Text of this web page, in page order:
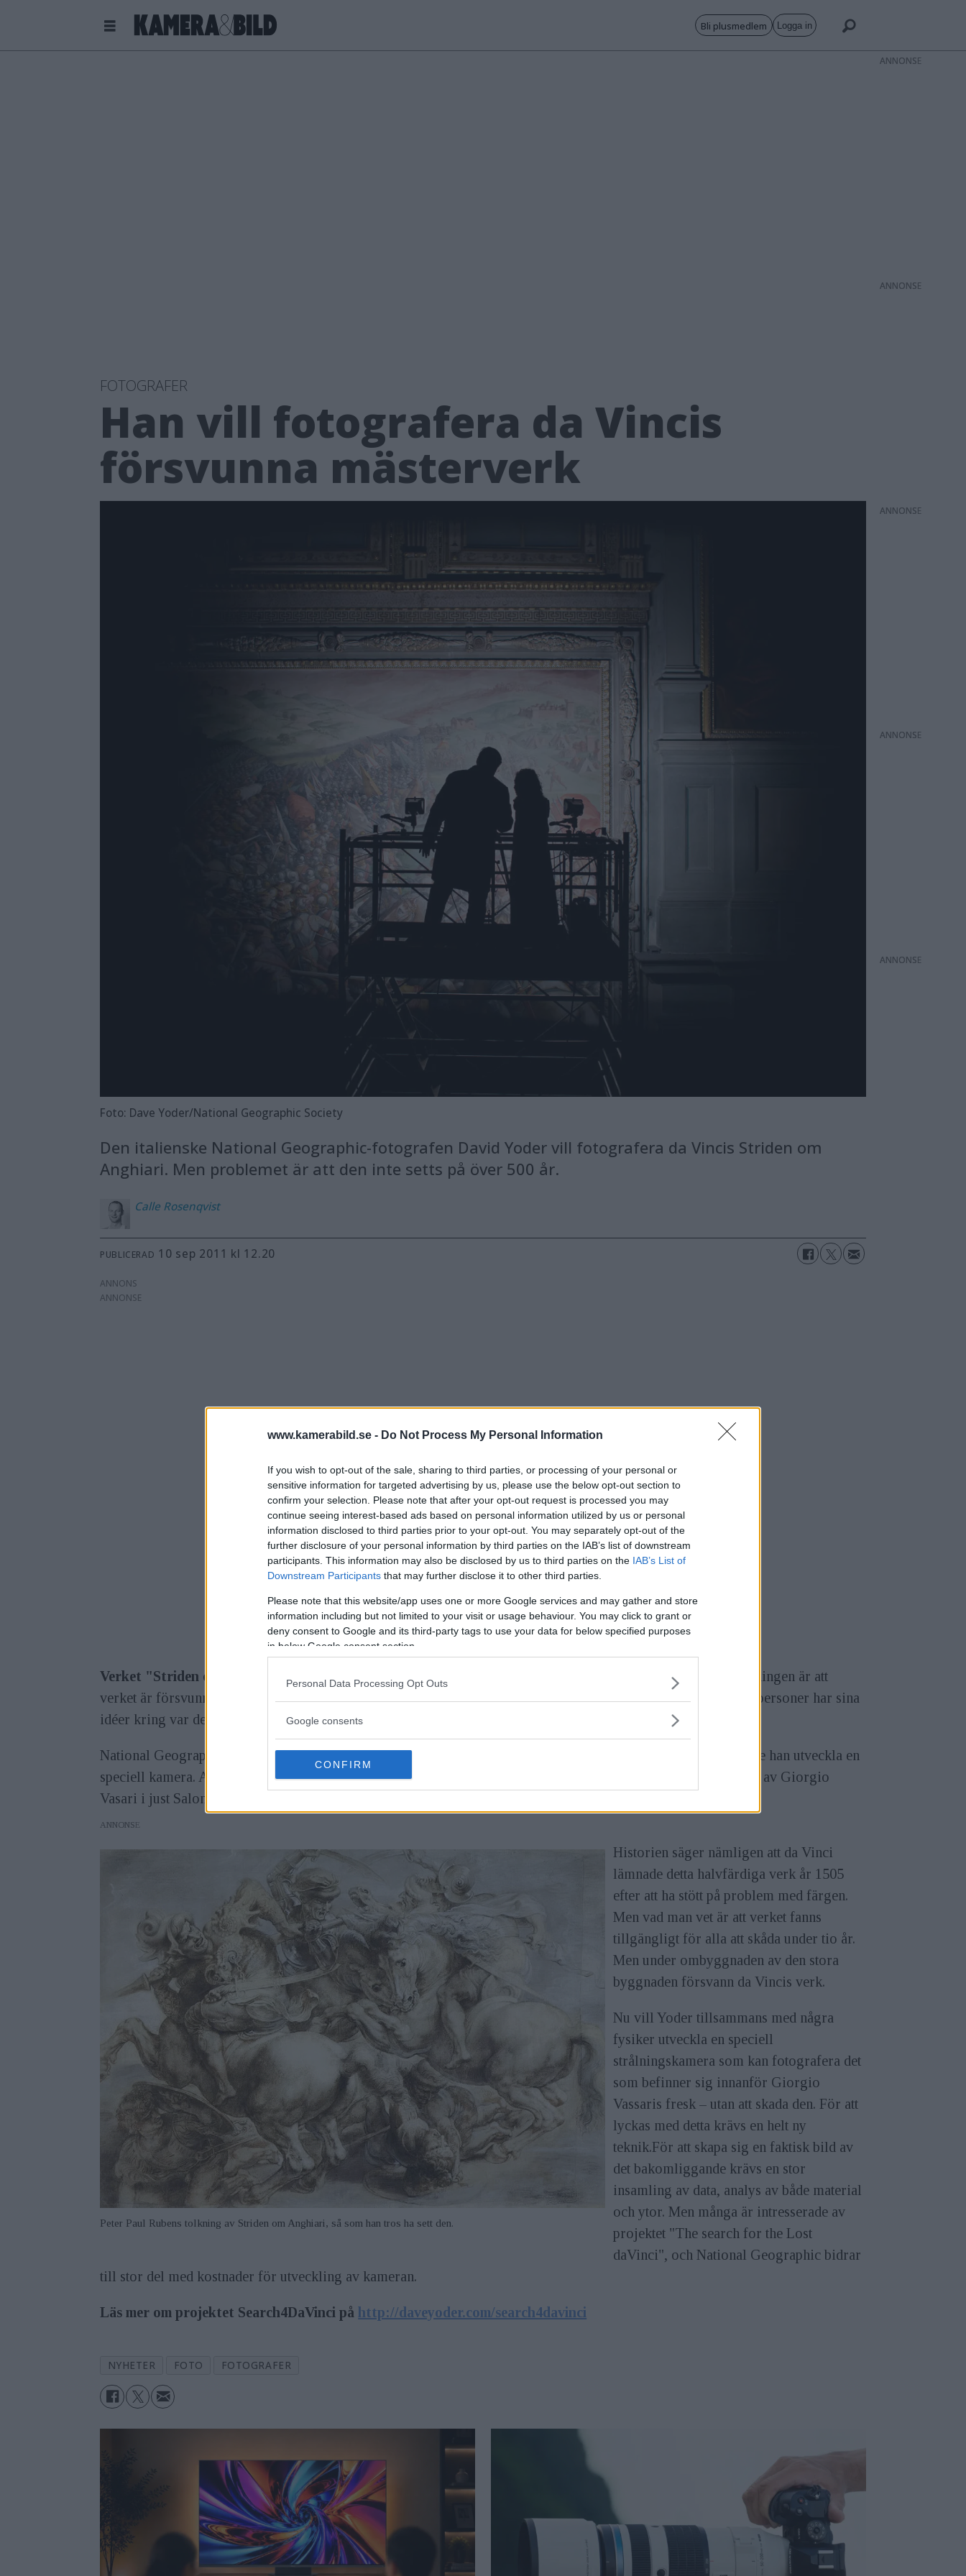
www.kamerabild.se - Do Not Process My Personal Information
If you wish to opt-out of the sale, sharing to third parties, or processing of your personal or
sensitive information for targeted advertising by us, please use the below opt-out section to
confirm your selection. Please note that after your opt-out request is processed you may
continue seeing interest-based ads based on personal information utilized by us or personal
information disclosed to third parties prior to your opt-out. You may separately opt-out of the
further disclosure of your personal information by third parties on the IAB’s list of downstream
participants. This information may also be disclosed by us to third parties on the IAB’s List of
Downstream Participants that may further disclose it to other third parties.
Please note that this website/app uses one or more Google services and may gather and store
information including but not limited to your visit or usage behaviour. You may click to grant or
deny consent to Google and its third-party tags to use your data for below specified purposes
in below Google consent section.
Personal Data Processing Opt Outs
Google consents
CONFIRM
Bli plusmedlem Logga in
FOTOGRAFER
Han vill fotografera da Vincis
försvunna mästerverk
Foto: Dave Yoder/National Geographic Society
Den italienske National Geographic-fotografen David Yoder vill fotografera da Vincis Striden om
Anghiari. Men problemet är att den inte setts på över 500 år.
Calle Rosenqvist
PUBLICERAD 10 sep 2011 kl 12.20
ANNONS
Verket "Striden om Anghiari"har ofta omnämnts som "Den försvunna Leonardo" i konstsammanhang. Anledningen är att
verket är försvunnet från Salone dei Cinquecento i Florens, Italien.Ingen har sett verket sedan 500 år, men flera personer har sina
idéer kring var det kan finnas.
National Geographic-fotografen David Yoder tror att han vet exakt var den befinner sig. Men för att se den måste han utveckla en
speciell kamera. Anledningen är för att han tror att Striden om Anghiari gömmer sig bakom en stor fresk målad av Giorgio
Vasari i just Salone dei Cinquecento.
ANNONS
Peter Paul Rubens tolkning av Striden om Anghiari, så som han tros ha sett den.
Historien säger nämligen att da Vinci
lämnade detta halvfärdiga verk år 1505
efter att ha stött på problem med färgen.
Men vad man vet är att verket fanns
tillgängligt för alla att skåda under tio år.
Men under ombyggnaden av den stora
byggnaden försvann da Vincis verk.
Nu vill Yoder tillsammans med några
fysiker utveckla en speciell
strålningskamera som kan fotografera det
som befinner sig innanför Giorgio
Vassaris fresk – utan att skada den. För att
lyckas med detta krävs en helt ny
teknik.För att skapa sig en faktisk bild av
det bakomliggande krävs en stor
insamling av data, analys av både material
och ytor. Men många är intresserade av
projektet "The search for the Lost
daVinci", och National Geographic bidrar
till stor del med kostnader för utveckling av kameran.
Läs mer om projektet Search4DaVinci påhttp://daveyoder.com/search4davinci
NYHETER FOTO FOTOGRAFER
ANNONS
ANNONS
ANNONS
ANNONS
ANNONS